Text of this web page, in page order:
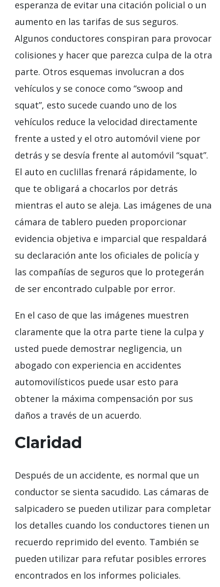
esperanza de evitar una citación policial o un
aumento en las tarifas de sus seguros.
Algunos conductores conspiran para provocar
colisiones y hacer que parezca culpa de la otra
parte. Otros esquemas involucran a dos
vehículos y se conoce como “swoop and
squat”, esto sucede cuando uno de los
vehículos reduce la velocidad directamente
frente a usted y el otro automóvil viene por
detrás y se desvía frente al automóvil “squat”.
El auto en cuclillas frenará rápidamente, lo
que te obligará a chocarlos por detrás
mientras el auto se aleja. Las imágenes de una
cámara de tablero pueden proporcionar
evidencia objetiva e imparcial que respaldará
su declaración ante los oficiales de policía y
las compañías de seguros que lo protegerán
de ser encontrado culpable por error.
En el caso de que las imágenes muestren
claramente que la otra parte tiene la culpa y
usted puede demostrar negligencia, un
abogado con experiencia en accidentes
automovilísticos puede usar esto para
obtener la máxima compensación por sus
daños a través de un acuerdo.
Claridad
Después de un accidente, es normal que un
conductor se sienta sacudido. Las cámaras de
salpicadero se pueden utilizar para completar
los detalles cuando los conductores tienen un
recuerdo reprimido del evento. También se
pueden utilizar para refutar posibles errores
encontrados en los informes policiales.